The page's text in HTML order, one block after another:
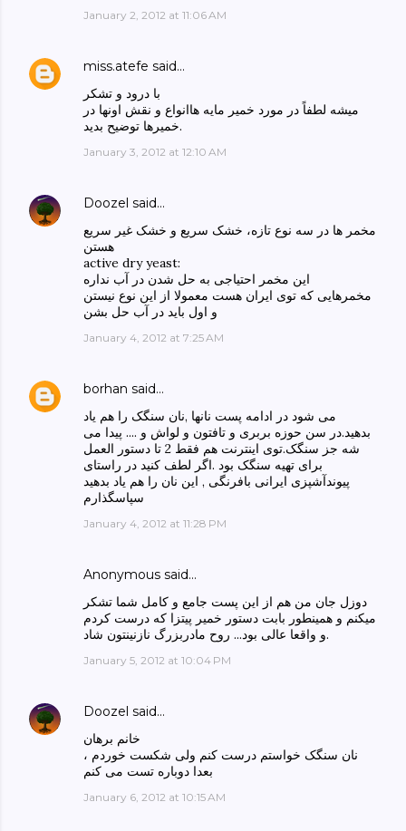
January 2, 2012 at 11:06 AM
miss.atefe said…
با درود و تشکر
میشه لطفاً در مورد خمیر مایه هاانواع و نقش اونها در
خمیرها توضیح بدید.
January 3, 2012 at 12:10 AM
Doozel said…
مخمر ها در سه نوع تازه، خشک سریع و خشک غیر سریع
هستن
active dry yeast:
این مخمر احتیاجی به حل شدن در آب نداره
مخمرهایی که توی ایران هست معمولا از این نوع نیستن
و اول باید در آب حل بشن
January 4, 2012 at 7:25 AM
borhan said…
می شود در ادامه پست نانها ,نان سنگک را هم یاد
بدهید.در سن حوزه بربری و تافتون و لواش و .... پیدا می
شه جز سنگک.توی اینترنت هم فقط 2 تا دستور العمل
برای تهیه سنگک بود .اگر لطف کنید در راستای
پیوندآشپزی ایرانی بافرنگی , این نان را هم یاد بدهید
سپاسگذارم
January 4, 2012 at 11:28 PM
Anonymous said…
دوزل جان من هم از این پست جامع و کامل شما تشکر
میکنم و همینطور بابت دستور خمیر پیتزا که درست کردم
و واقعا عالی بود... روح مادربزرگ نازنینتون شاد.
January 5, 2012 at 10:04 PM
Doozel said…
خانم برهان
نان سنگک خواستم درست کنم ولی شکست خوردم ،
بعدا دوباره تست می کنم
January 6, 2012 at 10:15 AM